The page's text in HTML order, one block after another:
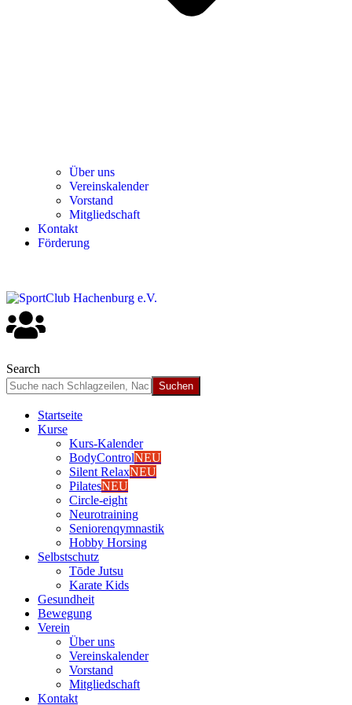
Über uns
Ver­einska­len­der
Vor­stand
Mit­glied­schaft
Kon­takt
För­de­rung
Search
Start­sei­te
Kur­se
Kurs-Kalen­­der
Body­Con­trolNEU
Silent RelaxNEU
Pila­tesNEU
Cir­cle-eight
Neu­ro­trai­ning
Senio­ren­qym­nas­tik
Hob­by Hor­sing
Selbst­schutz
Tōde Jutsu
Kara­te Kids
Gesund­heit
Bewe­gung
Ver­ein
Über uns
Ver­einska­len­der
Vor­stand
Mit­glied­schaft
Kon­takt